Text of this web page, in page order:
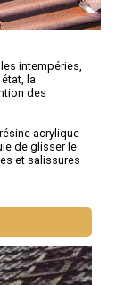
intempéries,
la
des
acrylique
de glisser le
et salissures